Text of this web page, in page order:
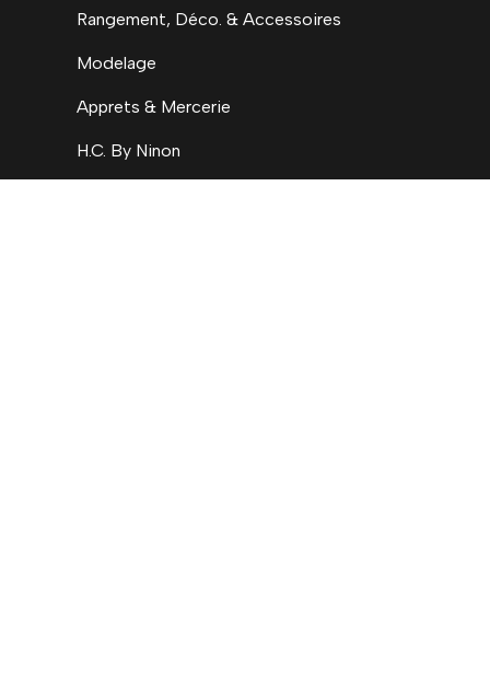
Rangement, Déco. & Accessoires
Modelage
Apprets & Mercerie
H.C. By Ninon